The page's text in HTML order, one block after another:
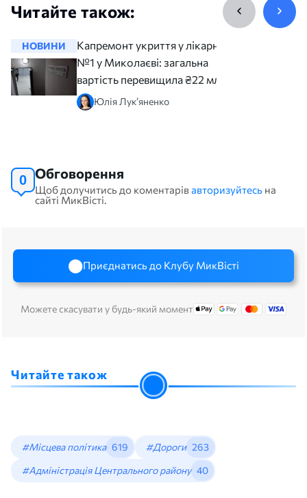
Читайте також:
НОВИНИ
Капремонт укриття у лікарні
№1 у Миколаєві: загальна
вартість перевищила ₴22 млн
Юлія Лук’яненко
0 Обговорення
Щоб долучитись до коментарівавторизуйтесь на
сайті МикВісті.
Приєднатись до Клубу МикВісті
Можете скасувати у будь-який момент
Читайте також
#Місцева політика 619 #Дороги 263
#Адміністрація Центрального району 40